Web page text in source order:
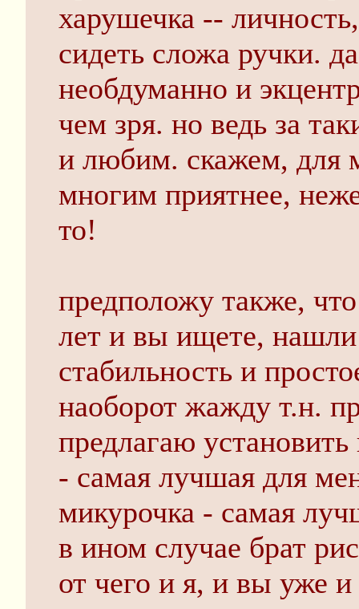
харушечка --
сидеть сложа ручки.
необдуманно и
чем зря. но ведь за
и любим. скажем, для
многим приятнее,
то!
предположу также,
лет и вы ищете, нашли
стабильность и
наоборот жажду т.н.
предлагаю
- самая лучшая для
микурочка - самая
в ином случае брат
от чего и я, и вы уже и